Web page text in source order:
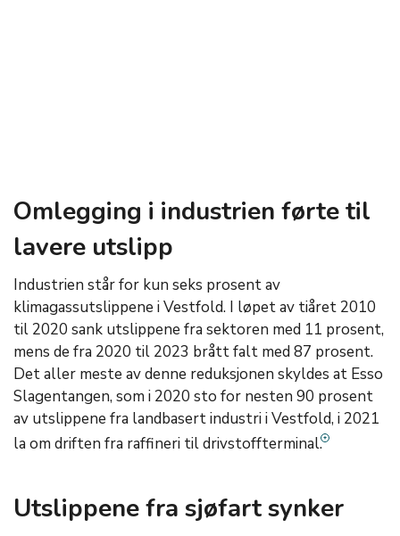
Omlegging i industrien førte til
lavere utslipp
Industrien står for kun seks prosent av
klimagassutslippene i Vestfold. I løpet av tiåret 2010
til 2020 sank utslippene fra sektoren med 11 prosent,
mens de fra 2020 til 2023 brått falt med 87 prosent.
Det aller meste av denne reduksjonen skyldes at Esso
Slagentangen, som i 2020 sto for nesten 90 prosent
av utslippene fra landbasert industri i Vestfold, i 2021
la om driften fra raffineri til drivstoffterminal.
Utslippene fra sjøfart synker